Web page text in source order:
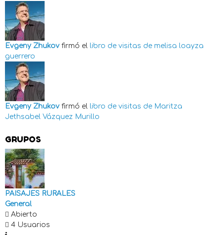
Evgeny Zhukov firmó el libro de visitas de melisa loayza
guerrero
Evgeny Zhukov firmó el libro de visitas de Maritza
Jethsabel Vázquez Murillo
GRUPOS
PAISAJES RURALES
General
Abierto
4 Usuarios